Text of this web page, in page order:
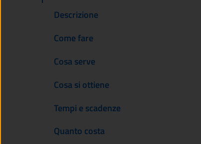
Descrizione
Come fare
Cosa serve
Cosa si ottiene
Tempi e scadenze
Quanto costa